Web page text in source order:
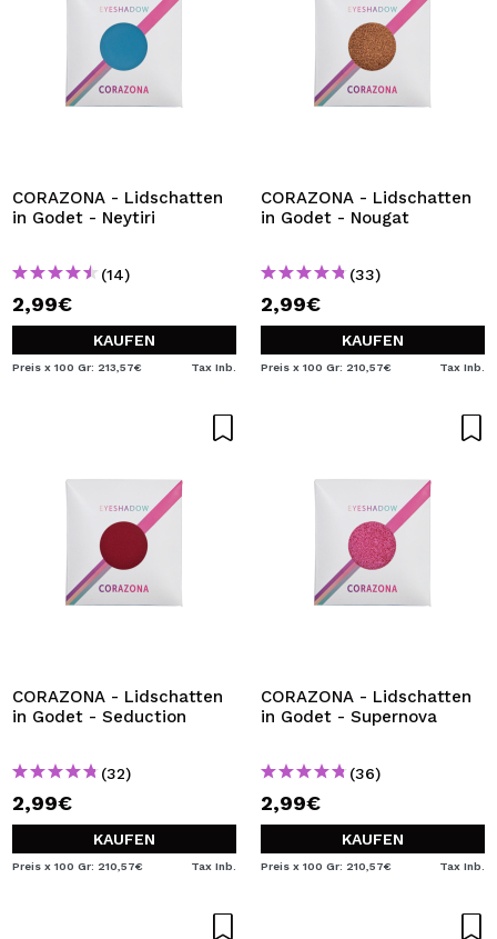
CORAZONA - Lidschatten
in Godet - Neytiri
(14)
2,99€
KAUFEN
Preis x 100 Gr: 213,57€ Tax Inb.
CORAZONA - Lidschatten
in Godet - Nougat
(33)
2,99€
KAUFEN
Preis x 100 Gr: 210,57€ Tax Inb.
CORAZONA - Lidschatten
in Godet - Seduction
(32)
2,99€
KAUFEN
Preis x 100 Gr: 210,57€ Tax Inb.
CORAZONA - Lidschatten
in Godet - Supernova
(36)
2,99€
KAUFEN
Preis x 100 Gr: 210,57€ Tax Inb.